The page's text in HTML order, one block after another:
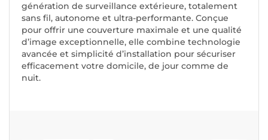
génération de surveillance extérieure, totalement
sans fil, autonome et ultra-performante. Conçue
pour offrir une couverture maximale et une qualité
d’image exceptionnelle, elle combine technologie
avancée et simplicité d’installation pour sécuriser
efficacement votre domicile, de jour comme de
nuit.